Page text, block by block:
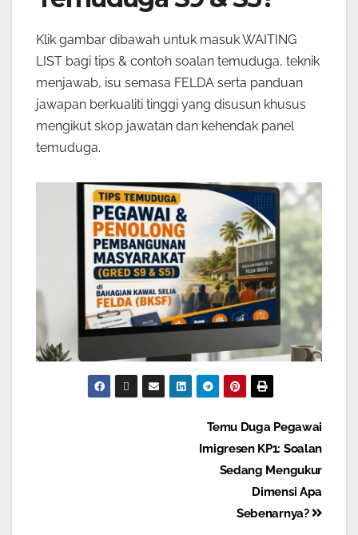
Klik gambar dibawah untuk masuk WAITING
LIST bagi tips & contoh soalan temuduga, teknik
menjawab, isu semasa FELDA serta panduan
jawapan berkualiti tinggi yang disusun khusus
mengikut skop jawatan dan kehendak panel
temuduga.
Temu Duga Pegawai
Imigresen KP1: Soalan
Sedang Mengukur
Dimensi Apa
Sebenarnya?